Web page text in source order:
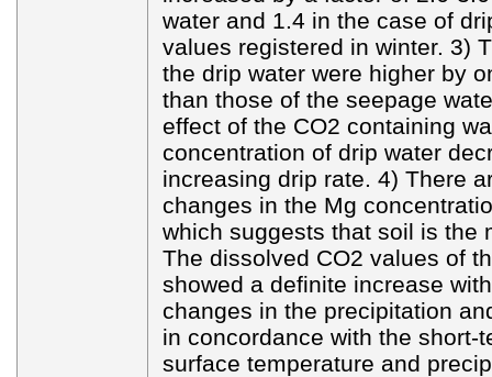
water and 1.4 in the case of
values registered in winter. 3)
the drip water were higher by
than those of the seepage
effect of the CO2 containing
concentration of drip water
increasing drip rate. 4) There
changes in the Mg
which suggests that soil is the
The dissolved CO2 values of
showed a definite increase
changes in the precipitation
in concordance with the short-
surface temperature and